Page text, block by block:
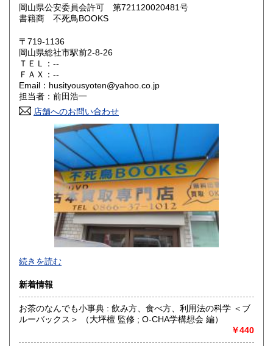
滋賀県 300円
大阪府 300円
奈良県
鳥取県
300円 広島県
300円 徳島県
300円 愛媛県
300円 福岡県
300円 長崎県
熊本県
宮崎県
沖縄県 300円
岡山県公安委員会許可 第721120020481号
書籍商 不死鳥BOOKS
〒719-1136
岡山県総社市駅前2-8-26
ＴＥＬ：--
ＦＡＸ：--
Email：husityousyoten@yahoo.co.jp
担当者：前田浩一
店舗へのお問い合わせ
不死鳥BOOKSでは、書籍だけでなくCD、DVD、レコード、
ゲーム、おもちゃ、骨董品まであらゆるものの買い取りがで
にお問い合わせください。出張費は、無料です。
沿線名：伯備線・桃太郎線(吉備線)
最寄駅：総社駅
定休日：年中無休
続きを読む
新着情報
お茶のなんでも小事典 : 飲み方、食べ方、利用法の科学 ＜ブ
ルーバックス＞ （大坪檀 監修 ; O-CHA学構想会 編）
￥440